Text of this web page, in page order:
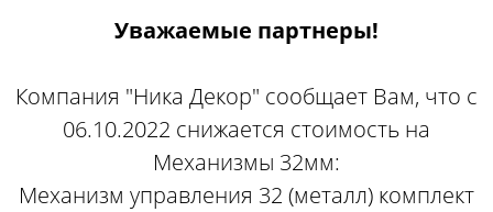
Уважаемые партнеры!
Компания "Ника Декор" сообщает Вам, что с
06.10.2022 снижается стоимость на
Механизмы 32мм:
Механизм управления 32 (металл) комплект